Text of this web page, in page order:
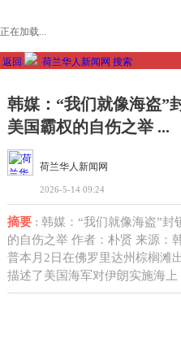
正在加载...
返回 荷兰华人新闻网 搜索
韩媒：“我们就像海盗”
美国霸权的自伤之举 ...
荷兰华人新闻网
2026-5-14 09:24
摘要: 韩媒：“我们就像海盗”封
的自伤之举 作者：朴贤 来源：
普本月2日在佛罗里达州棕榈滩
描述了美国海军对伊朗实施海上